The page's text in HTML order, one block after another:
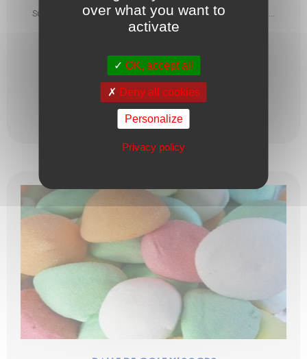
Sucre, sirop de glucose, arôme violette, acidifiants, colorants. ...
1,38€
Ajouter au panier
over what you want to
activate
OK, accept all
Deny all cookies
Personalize
Privacy policy